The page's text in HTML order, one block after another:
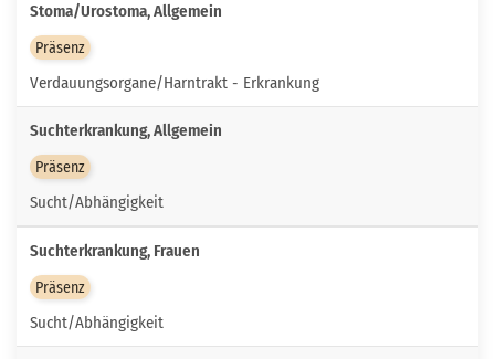
Stoma/Urostoma, Allgemein
Präsenz
Verdauungsorgane/Harntrakt - Erkrankung
Suchterkrankung, Allgemein
Präsenz
Sucht/Abhängigkeit
Suchterkrankung, Frauen
Präsenz
Sucht/Abhängigkeit